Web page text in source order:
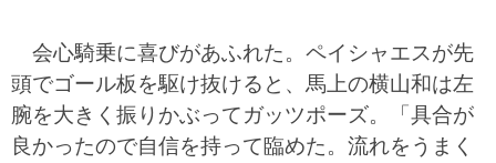
会心騎乗に喜びがあふれた。ペイシャエスが先
頭でゴール板を駆け抜けると、馬上の横山和は左
腕を大きく振りかぶってガッツポーズ。「具合が
良かったので自信を持って臨めた。流れをうまく